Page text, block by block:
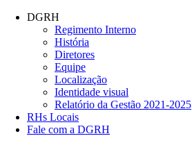
Conteúdo principal
DGRH
Regimento Interno
História
Diretores
Equipe
Localização
Identidade visual
Relatório da Gestão 2021-2025
RHs Locais
Fale com a DGRH